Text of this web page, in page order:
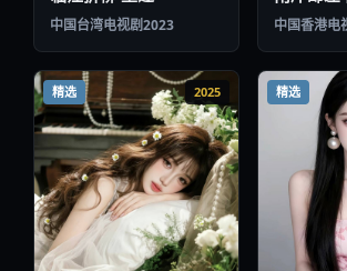
中国台湾电视剧2023 中国香港电
精选 2025 精选